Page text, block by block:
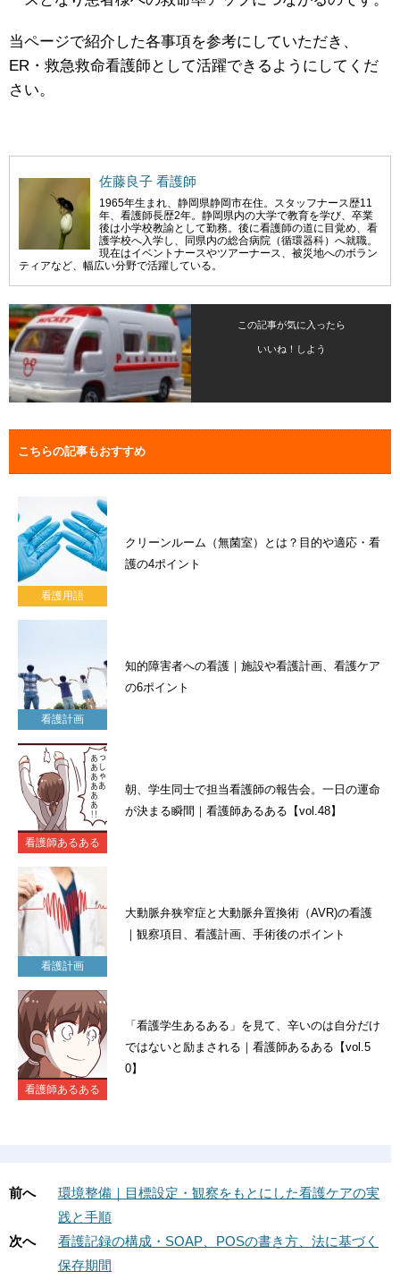
当ページで紹介した各事項を参考にしていただき、
ER・救急救命看護師として活躍できるようにしてくだ
さい。
佐藤良子 看護師
1965年生まれ、静岡県静岡市在住。スタッフナース歴11
年、看護師長歴2年。静岡県内の大学で教育を学び、卒業
後は小学校教諭として勤務。後に看護師の道に目覚め、看
護学校へ入学し、同県内の総合病院（循環器科）へ就職。
現在はイベントナースやツアーナース、被災地へのボラン
ティアなど、幅広い分野で活躍している。
この記事が気に入ったら
いいね！しよう
こちらの記事もおすすめ
看護用語
クリーンルーム（無菌室）とは？目的や適応・看
護の4ポイント
看護計画
知的障害者への看護｜施設や看護計画、看護ケア
の6ポイント
看護師あるある
朝、学生同士で担当看護師の報告会。一日の運命
が決まる瞬間｜看護師あるある【vol.48】
看護計画
大動脈弁狭窄症と大動脈弁置換術（AVR)の看護
｜観察項目、看護計画、手術後のポイント
看護師あるある
「看護学生あるある」を見て、辛いのは自分だけ
ではないと励まされる｜看護師あるある【vol.5
0】
前へ
環境整備｜目標設定・観察をもとにした看護ケアの実
践と手順
次へ
看護記録の構成・SOAP、POSの書き方、法に基づく
保存期間